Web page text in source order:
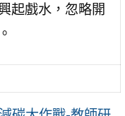
起戲水，忽略開